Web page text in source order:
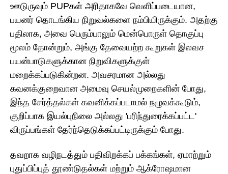
ஊடுருவும் PUPகள் அரிதாகவே வெளிப்படையான,
பயனர் தொடங்கிய நிறுவல்களை நம்பியிருக்கும். அதற்கு
பதிலாக, அவை பெரும்பாலும் மென்பொருள் தொகுப்பு
மூலம் தோன்றும், அங்கு தேவையற்ற கூறுகள் இலவச
பயன்பாடுகளுக்கான நிறுவிகளுக்குள்
மறைக்கப்படுகின்றன. அவசரமான அல்லது
கவனக்குறைவான அமைவு செயல்முறைகளின் போது,
இந்த சேர்த்தல்கள் கவனிக்கப்படாமல் நழுவக்கூடும்,
குறிப்பாக இயல்புநிலை அல்லது 'பரிந்துரைக்கப்பட்ட'
விருப்பங்கள் தேர்ந்தெடுக்கப்பட்டிருக்கும் போது.
தவறாக வழிநடத்தும் பதிவிறக்கப் பக்கங்கள், ஏமாற்றும்
புதுப்பிப்புத் தூண்டுதல்கள் மற்றும் ஆக்ரோஷமான